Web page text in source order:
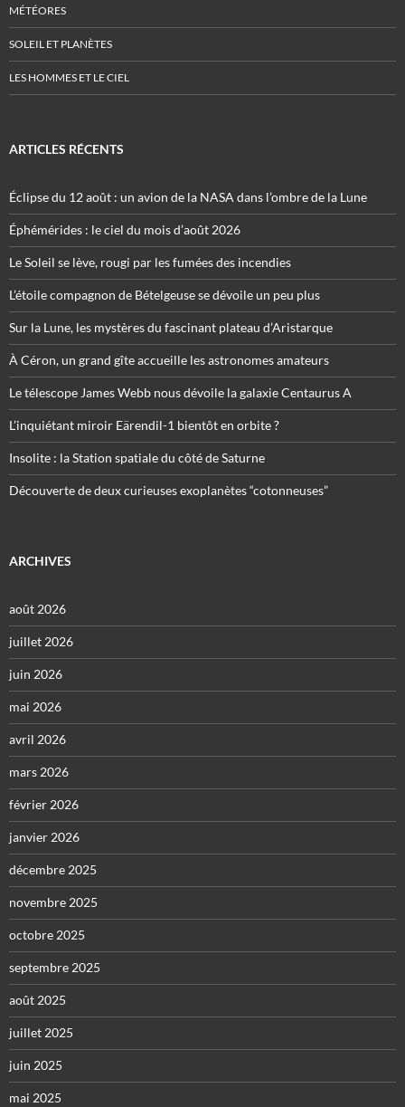
MÉTÉORES
SOLEIL ET PLANÈTES
LES HOMMES ET LE CIEL
ARTICLES RÉCENTS
Éclipse du 12 août : un avion de la NASA dans l’ombre de la Lune
Éphémérides : le ciel du mois d’août 2026
Le Soleil se lève, rougi par les fumées des incendies
L’étoile compagnon de Bételgeuse se dévoile un peu plus
Sur la Lune, les mystères du fascinant plateau d’Aristarque
À Céron, un grand gîte accueille les astronomes amateurs
Le télescope James Webb nous dévoile la galaxie Centaurus A
L’inquiétant miroir Eärendil-1 bientôt en orbite ?
Insolite : la Station spatiale du côté de Saturne
Découverte de deux curieuses exoplanètes “cotonneuses”
ARCHIVES
août 2026
juillet 2026
juin 2026
mai 2026
avril 2026
mars 2026
février 2026
janvier 2026
décembre 2025
novembre 2025
octobre 2025
septembre 2025
août 2025
juillet 2025
juin 2025
mai 2025